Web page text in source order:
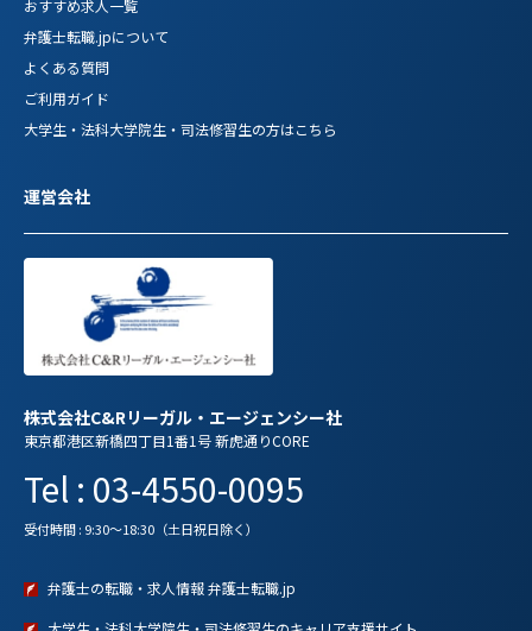
おすすめ求人一覧
弁護士転職.jpについて
よくある質問
ご利用ガイド
大学生・法科大学院生・司法修習生の方はこちら
運営会社
株式会社C&Rリーガル・エージェンシー社
東京都港区新橋四丁目1番1号 新虎通りCORE
Tel : 03-4550-0095
受付時間 : 9:30～18:30（土日祝日除く）
弁護士の転職・求人情報 弁護士転職.jp